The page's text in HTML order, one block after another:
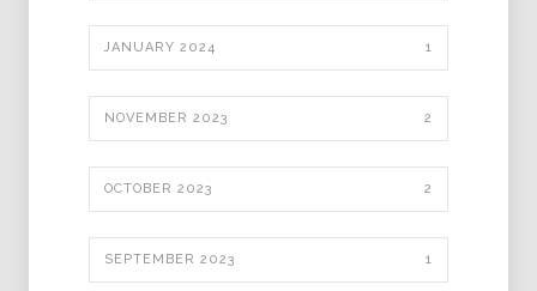
JANUARY 2024 1
NOVEMBER 2023 2
OCTOBER 2023 2
SEPTEMBER 2023 1